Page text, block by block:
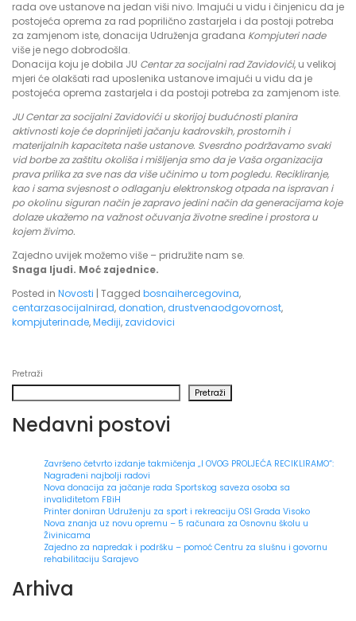
rada ove ustanove na jedan viši nivo. Imajući u vidu i činjenicu da je
postojeća oprema za rad poprilično zastarjela i da postoji potreba
za zamjenom iste, donacija Udruženja građana Kompjuteri nade
više je nego dobrodošla.
Donacija koju je dobila JU Centar za socijalni rad Zavidovići, u velikoj
mjeri će olakšati rad uposlenika ustanove imajući u vidu da je
postojeća oprema zastarjela i da postoji potreba za zamjenom iste.
JU Centar za socijalni Zavidovići u skorijoj budućnosti planira
aktivnosti koje će doprinijeti jačanju kadrovskih, prostornih i
materijalnih kapaciteta naše ustanove. Svesrdno podržavamo svaki
vid borbe za zaštitu okoliša i mišljenja smo da je Vaša organizacija
prava prilika za sve nas da više učinimo u tom pogledu. Recikliranje,
kao i sama svjesnost o odlaganju elektronskog otpada na ispravan i
po okolinu siguran način je zapravo jedini način da generacijama koje
dolaze ukažemo na važnost očuvanja životne sredine i prostora u
kojem živimo.
Zajedno uvijek možemo više – pridružite nam se.
Snaga ljudi. Moć zajednice.
Posted in Novosti | Tagged bosnaihercegovina,
centarzasocijalnirad,donation,drustvenaodgovornost,
kompjuterinade,Mediji, zavidovici
Pretraži
Pretraži
Nedavni postovi
Završeno četvrto izdanje takmičenja „I OVOG PROLJEĆA RECIKLIRAMO“:
Nagrađeni najbolji radovi
Nova donacija za jačanje rada Sportskog saveza osoba sa
invaliditetom FBiH
Printer doniran Udruženju za sport i rekreaciju OSI Grada Visoko
Nova znanja uz novu opremu – 5 računara za Osnovnu školu u
Živinicama
Zajedno za napredak i podršku – pomoć Centru za slušnu i govornu
rehabilitaciju Sarajevo
Arhiva